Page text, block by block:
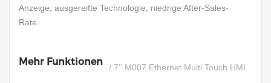
Anzeige, ausgereifte Technologie, niedrige After-Sales-
Rate.
Mehr Funktionen / 7'' M007 Ethernet Multi Touch HMI